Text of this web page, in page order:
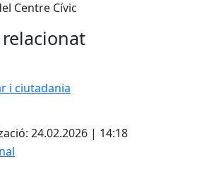
Centre Cívic
i ciutadania
24.02.2026 | 14:18